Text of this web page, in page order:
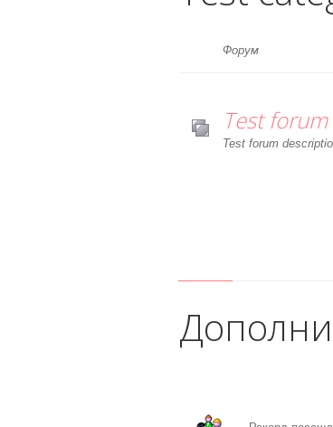
Форум
Test forum
Test forum